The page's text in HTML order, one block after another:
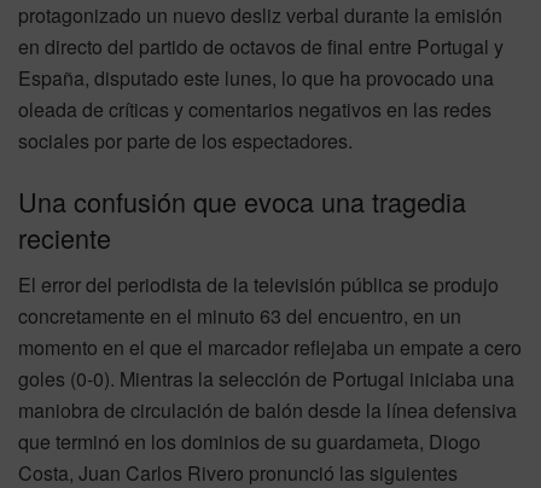
protagonizado un nuevo desliz verbal durante la emisión
en directo del partido de octavos de final entre Portugal y
España, disputado este lunes, lo que ha provocado una
oleada de críticas y comentarios negativos en las redes
sociales por parte de los espectadores.
Una confusión que evoca una tragedia
reciente
El error del periodista de la televisión pública se produjo
concretamente en el minuto 63 del encuentro, en un
momento en el que el marcador reflejaba un empate a cero
goles (0-0). Mientras la selección de Portugal iniciaba una
maniobra de circulación de balón desde la línea defensiva
que terminó en los dominios de su guardameta, Diogo
Costa, Juan Carlos Rivero pronunció las siguientes